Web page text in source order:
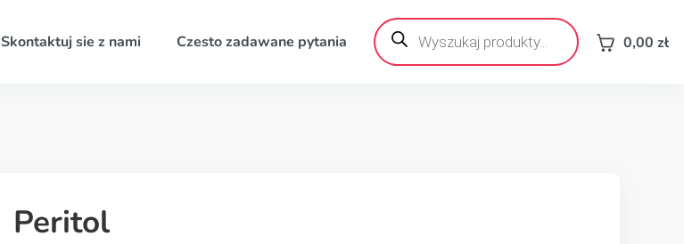
Skontaktuj sie z nami Czesto zadawane pytania
Wyszukiwarka
produktów 0,00 zł
Peritol